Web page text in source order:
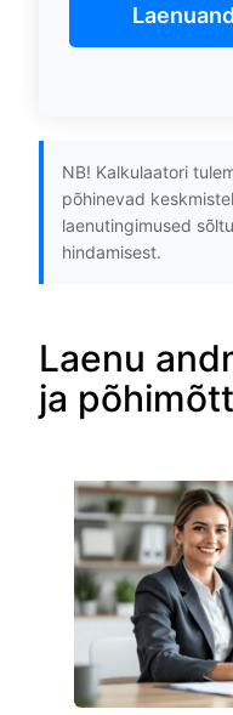
NB! Kalkulaatori
põhinevad
laenutingimused
hindamisest.
Laenu
ja